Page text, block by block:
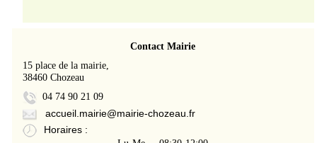
Contact Mairie
15 place de la mairie,
38460 Chozeau
04 74 90 21 09
accueil.mairie@mairie-chozeau.fr
Horaires :